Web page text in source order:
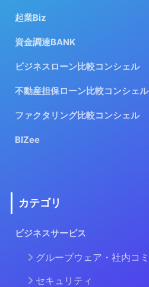
起業Biz
資金調達BANK
ビジネスローン比較コンシェル
不動産担保ローン比較コンシェル
ファクタリング比較コンシェル
BIZee
カテゴリ
ビジネスサービス
グループウェア・社内コ
セキュリティ